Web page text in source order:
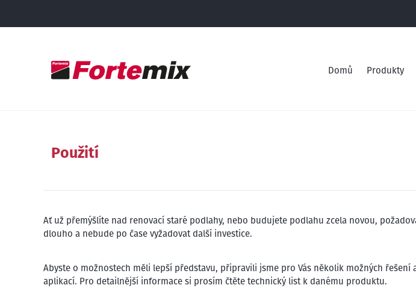
Domů Produkty
Použití
Ať už přemýšlíte nad renovací staré podlahy, nebo budujete podlahu zcela novou,
dlouho a nebude po čase vyžadovat další investice.
Abyste o možnostech měli lepší představu, připravili jsme pro Vás několik možných
aplikací. Pro detailnější informace si prosím čtěte technický list k danému produktu.